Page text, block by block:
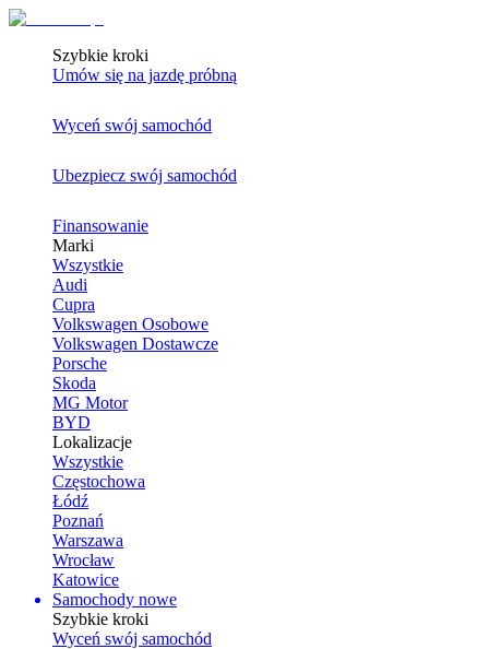
Szybkie kroki
Umów się na jazdę próbną
Wyceń swój samochód
Ubezpiecz swój samochód
Finansowanie
Marki
Wszystkie
Audi
Cupra
Volkswagen Osobowe
Volkswagen Dostawcze
Porsche
Skoda
MG Motor
BYD
Lokalizacje
Wszystkie
Częstochowa
Łódź
Poznań
Warszawa
Wrocław
Katowice
Samochody nowe
Szybkie kroki
Wyceń swój samochód